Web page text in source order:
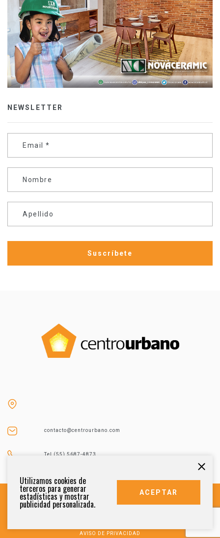
NEWSLETTER
Email *
Nombre
Apellido
contacto@centrourbano.com
Tel (55) 5687-4873
AVISO DE PRIVACIDAD
Utilizamos cookies de
terceros para generar
estadísticas y mostrar
publicidad personalizada.
ACEPTAR